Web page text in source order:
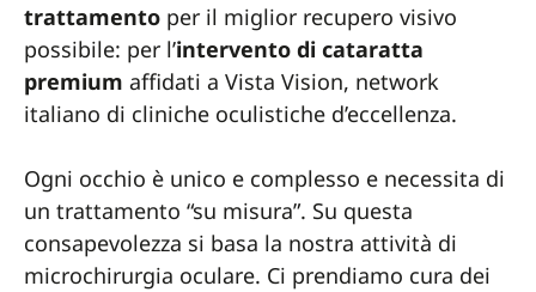
trattamento per il miglior recupero visivo
possibile: per l’intervento di cataratta
premium affidati a Vista Vision, network
italiano di cliniche oculistiche d’eccellenza.
Ogni occhio è unico e complesso e necessita di
un trattamento “su misura”. Su questa
consapevolezza si basa la nostra attività di
microchirurgia oculare. Ci prendiamo cura dei